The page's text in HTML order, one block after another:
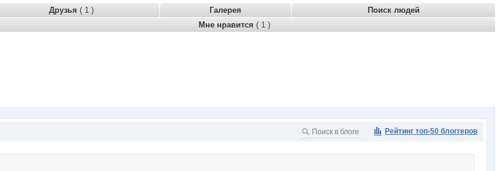
Друзья ( 1 ) Галерея
Поиск людей
Мне нравится ( 1 )
Рейтинг топ-50 блоггеров